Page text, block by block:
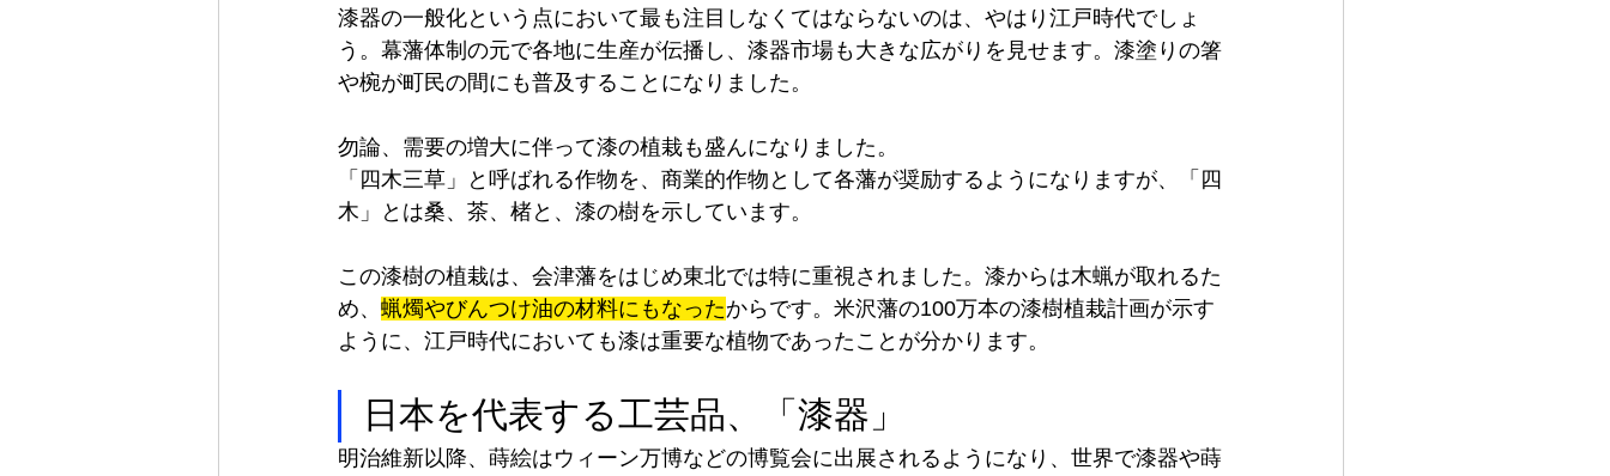
漆器の一般化という点において最も注目しなくてはならないのは、やはり江戸時代でしょ
う。幕藩体制の元で各地に生産が伝播し、漆器市場も大きな広がりを見せます。漆塗りの箸
や椀が町民の間にも普及することになりました。
勿論、需要の増大に伴って漆の植栽も盛んになりました。
「四木三草」と呼ばれる作物を、商業的作物として各藩が奨励するようになりますが、「四
木」とは桑、茶、楮と、漆の樹を示しています。
この漆樹の植栽は、会津藩をはじめ東北では特に重視されました。漆からは木蝋が取れるた
め、 蝋燭やびんつけ油の材料にもなったからです。米沢藩の100万本の漆樹植栽計画が示す
ように、江戸時代においても漆は重要な植物であったことが分かります。
日本を代表する工芸品、「漆器」
明治維新以降、蒔絵はウィーン万博などの博覧会に出展されるようになり、世界で漆器や蒔